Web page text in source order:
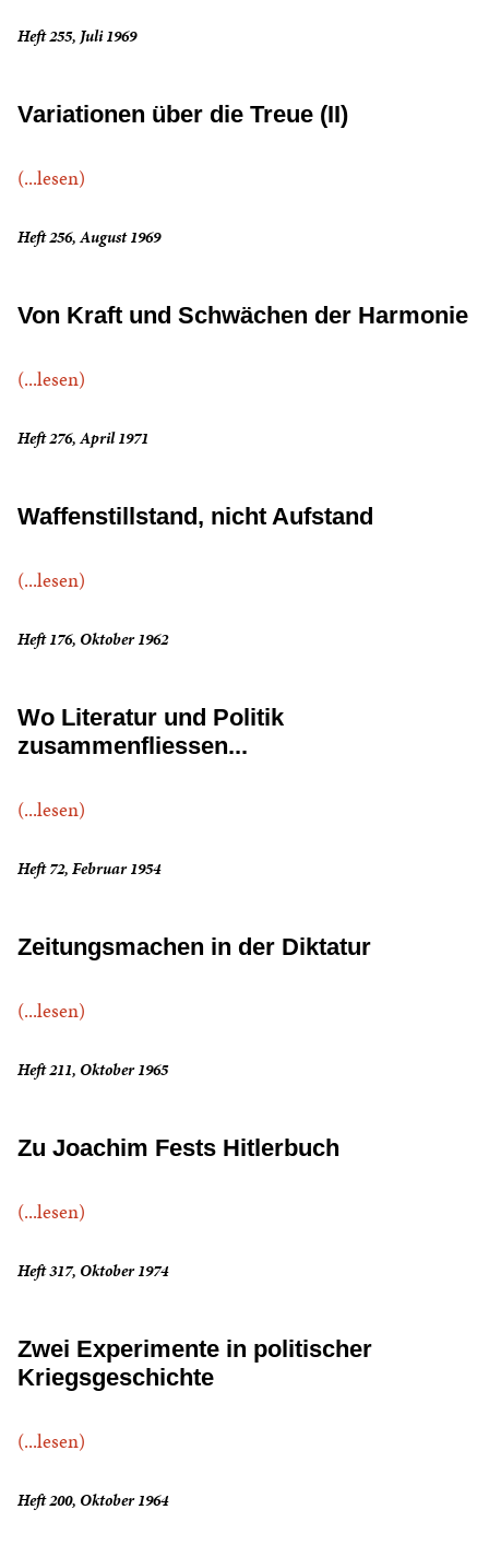
Heft 255, Juli 1969
Variationen über die Treue (II)
(...lesen)
Heft 256, August 1969
Von Kraft und Schwächen der Harmonie
(...lesen)
Heft 276, April 1971
Waffenstillstand, nicht Aufstand
(...lesen)
Heft 176, Oktober 1962
Wo Literatur und Politik
zusammenfliessen...
(...lesen)
Heft 72, Februar 1954
Zeitungsmachen in der Diktatur
(...lesen)
Heft 211, Oktober 1965
Zu Joachim Fests Hitlerbuch
(...lesen)
Heft 317, Oktober 1974
Zwei Experimente in politischer
Kriegsgeschichte
(...lesen)
Heft 200, Oktober 1964